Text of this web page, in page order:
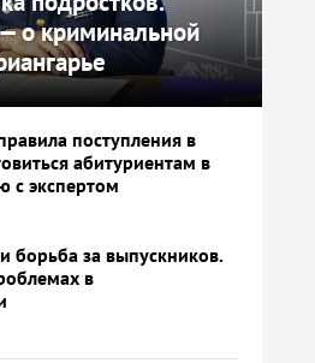
о криминальной
поступления в
абитуриентам в
с экспертом
борьба за выпускников.
в